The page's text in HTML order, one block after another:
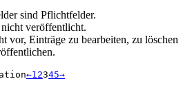
sind Pflichtfelder.
veröffentlicht.
vor, Einträge zu bearbeiten, zu löschen
←12345→